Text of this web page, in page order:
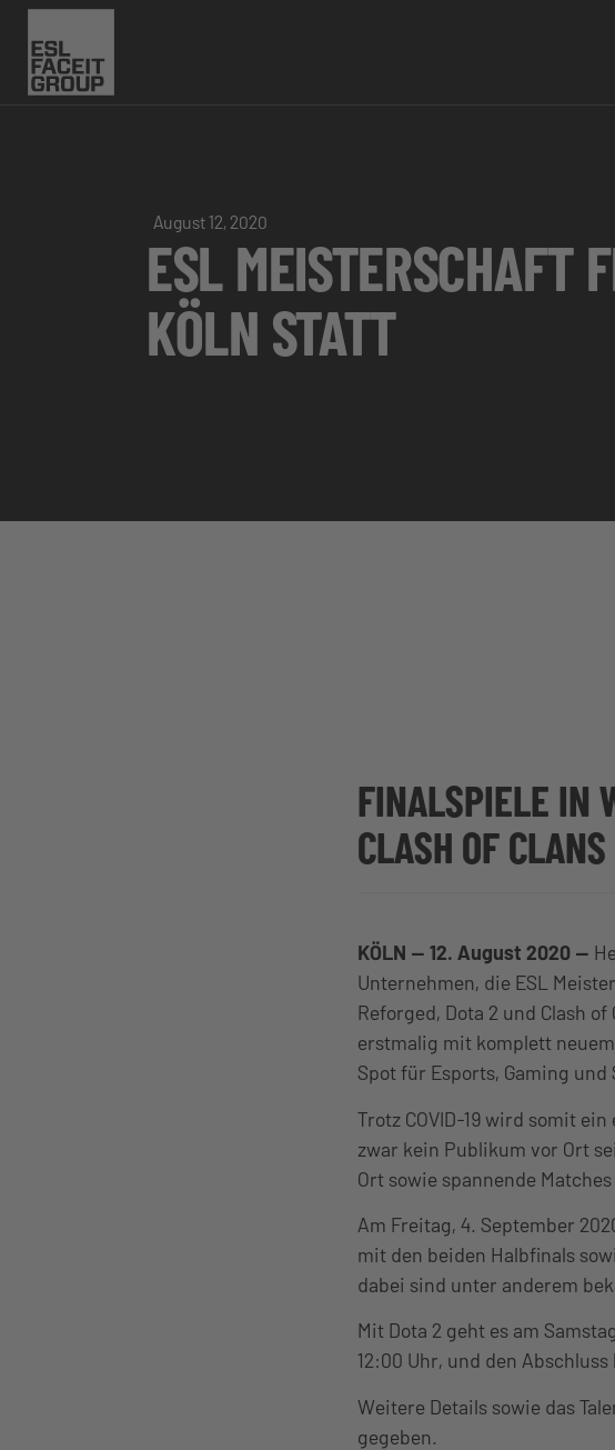
August 12, 2020
ESL MEISTERSCHAFT
KÖLN STATT
FINALSPIELE IN
CLASH OF
KÖLN — 12. August 2020 —
Unternehmen, die ESL
Reforged, Dota 2 und Clash
erstmalig mit komplett
Spot für Esports, Gaming und
Trotz COVID-19 wird somit
zwar kein Publikum vor Ort
Ort sowie spannende
Am Freitag, 4. September
mit den beiden Halbfinals
dabei sind unter anderem
Mit Dota 2 geht es am
12:00 Uhr, und den Abschluss
Weitere Details sowie das
gegeben.